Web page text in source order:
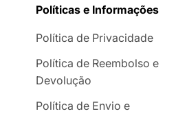
Políticas e Informações
Política de Privacidade
Política de Reembolso e
Devolução
Política de Envio e